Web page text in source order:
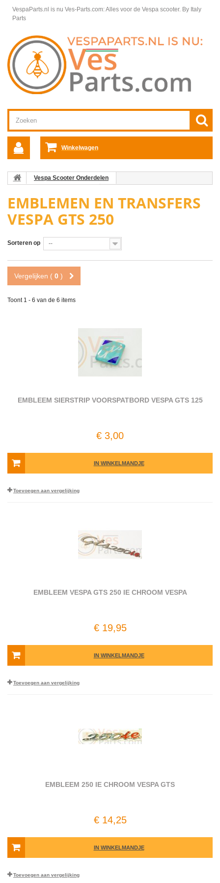
VespaParts.nl is nu Ves-Parts.com: Alles voor de Vespa scooter. By Italy
Parts
Winkelwagen
Vespa Scooter Onderdelen
Emblemen en transfers Vespa GTS/GTV/GT
Emblemen en transfers Vespa GTS
Vespa GTS 250
EMBLEMEN EN TRANSFERS
VESPA GTS 250
Sorteren op --
Vergelijken ( 0 )
Toont 1 - 6 van de 6 items
EMBLEEM SIERSTRIP VOORSPATBORD VESPA GTS 125
€ 3,00
IN WINKELMANDJE
Toevoegen aan vergelijking
EMBLEEM VESPA GTS 250 IE CHROOM VESPA
€ 19,95
IN WINKELMANDJE
Toevoegen aan vergelijking
EMBLEEM 250 IE CHROOM VESPA GTS
€ 14,25
IN WINKELMANDJE
Toevoegen aan vergelijking